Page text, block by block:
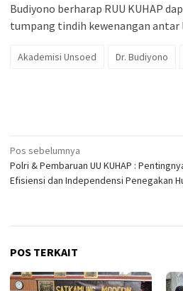
Budiyono berharap RUU KUHAP
tumpang tindih kewenangan antar
Akademisi Unsoed Dr. Budiyono
Navigasi
pos
Pos sebelumnya
Polri & Pembaruan UU KUHAP :
Efisiensi dan Independensi Penegakan
POS TERKAIT